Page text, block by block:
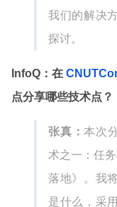
我们的解决
探讨。
InfoQ：在
点分享哪些技术点？
张真：本次
术之一：任
落地》。我
是什么，采